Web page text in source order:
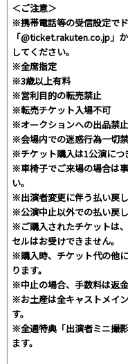
＜ご注意＞
※携帯電話等の受信設定で
「@ticket.rakuten.co.jp」
してください。
※全席指定
※3歳以上有料
※営利目的の転売禁止
※転売チケット入場不可
※オークションへの出品禁止
※会場内での迷惑行為一切
※チケット購入は1公演につ
※車椅子でご来場の場合は
い。
※出演者変更に伴う払い戻し
※公演中止以外での払い戻し
※ご購入されたチケットは
セルはお受けできません。
※購入時、チケット代の他
ります。
※中止の場合、手数料は返
※お土産は全キャストメイ
す。
※全通特典「出演者ミニ撮
ます。